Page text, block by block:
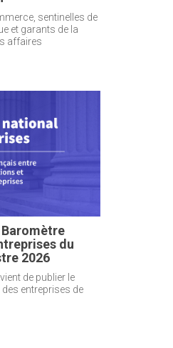
sentinelles de
et garants de la
affaires
du
2026
de publier le
entreprises de